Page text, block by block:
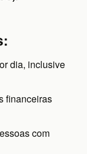
dia, inclusive
financeiras
com